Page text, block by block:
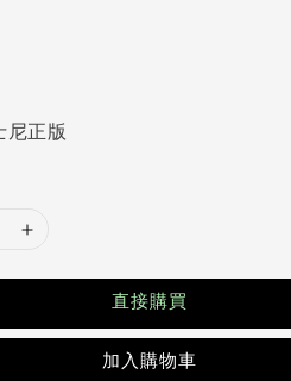
尼正版
直接購買
加入購物車